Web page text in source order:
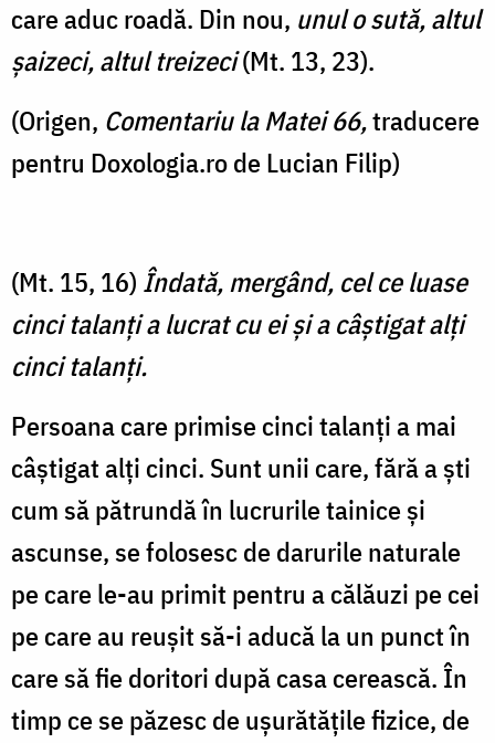
care aduc roadă. Din nou, unul o sută, altul
şaizeci, altul treizeci(Mt. 13, 23).
(Origen, Comentariu la Matei 66,traducere
pentru Doxologia.ro de Lucian Filip)
(Mt. 15, 16) Îndată, mergând, cel ce luase
cinci talanţi a lucrat cu ei şi a câştigat alţi
cinci talanţi.
Persoana care primise cinci talanți a mai
câștigat alți cinci. Sunt unii care, fără a ști
cum să pătrundă în lucrurile tainice și
ascunse, se folosesc de darurile naturale
pe care le-au primit pentru a călăuzi pe cei
pe care au reușit să-i aducă la un punct în
care să fie doritori după casa cerească. În
timp ce se păzesc de ușurătățile fizice, de